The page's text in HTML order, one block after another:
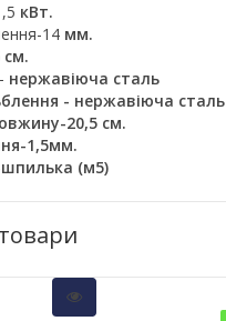
кВт.
14 мм.
см.
нержавіюча сталь
- нержавіюча сталь
20,5 см.
1,5мм.
(м5)